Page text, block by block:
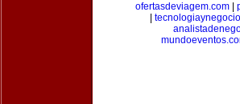
ofertasdeviagem.com|